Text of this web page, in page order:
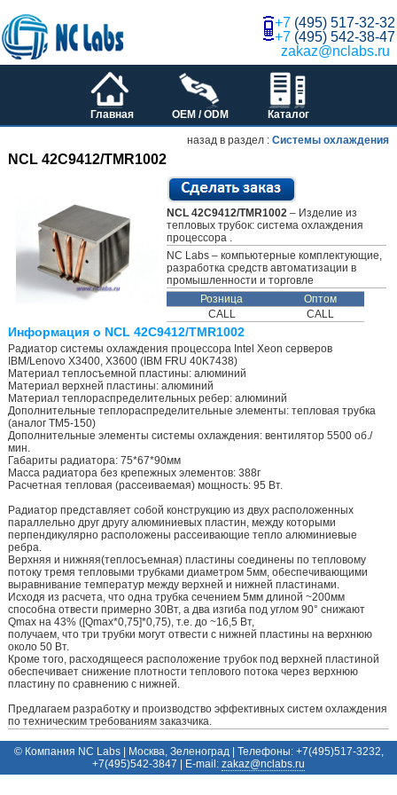
+7 (495) 517-32-32
+7 (495) 542-38-47
zakaz@nclabs.ru
Главная OEM / ODM Каталог
назад в раздел :Системы охлаждения
NCL 42C9412/TMR1002
NCL 42C9412/TMR1002– Изделие из
тепловых трубок: система охлаждения
процессора .
NC Labs – компьютерные комплектующие,
разработка средств автоматизации в
промышленности и торговле
Розница
Оптом
CALL
CALL
Информация о NCL 42C9412/TMR1002
Радиатор системы охлаждения процессора Intel Xeon серверов
IBM/Lenovo X3400, X3600 (IBM FRU 40K7438)
Материал теплосъемной пластины: алюминий
Материал верхней пластины: алюминий
Материал теплораспределительных ребер: алюминий
Дополнительные теплораспределительные элементы: тепловая трубка
(аналог TM5-150)
Дополнительные элементы системы охлаждения: вентилятор 5500 об./
мин.
Габариты радиатора: 75*67*90мм
Масса радиатора без крепежных элементов: 388г
Расчетная тепловая (рассеиваемая) мощность: 95 Вт.
Радиатор представляет собой конструкцию из двух расположенных
параллельно друг другу алюминиевых пластин, между которыми
перпендикулярно расположены рассеивающие тепло алюминиевые
ребра.
Верхняя и нижняя(теплосъемная) пластины соединены по тепловому
потоку тремя тепловыми трубками диаметром 5мм, обеспечивающими
выравнивание температур между верхней и нижней пластинами.
Исходя из расчета, что одна трубка сечением 5мм длиной ~200мм
cпособна отвести примерно 30Вт, а два изгиба под углом 90° снижают
Qmax на 43% ([Qmax*0,75]*0,75), т.е. до ~16,5 Вт,
получаем, что три трубки могут отвести c нижней пластины на верхнюю
около 50 Вт.
Кроме того, расходящееся расположение трубок под верхней пластиной
обеспечивает снижение плотности теплового потока через верхнюю
пластину по сравнению с нижней.
Предлагаем разработку и производство эффективных систем охлаждения
по техническим требованиям заказчика.
© Компания NC Labs | Москва, Зеленоград | Телефоны: +7(495)517-3232,
+7(495)542-3847 | E-mail: ur.sbalcn@zakaz